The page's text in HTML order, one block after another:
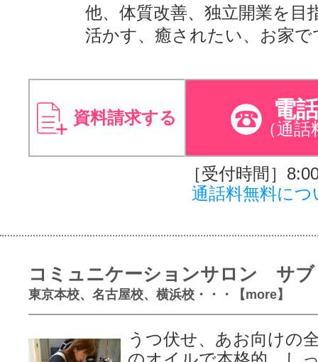
他、体質改善、独立開業を目
活かす、癒されたい、お家で
資料請求する 電
（通話
［受付時間］
通話料無料につ
コミュニケーションサロン サブ
東京本校、名古屋校、横浜校・・・【more】
うつ伏せ、あお向けの